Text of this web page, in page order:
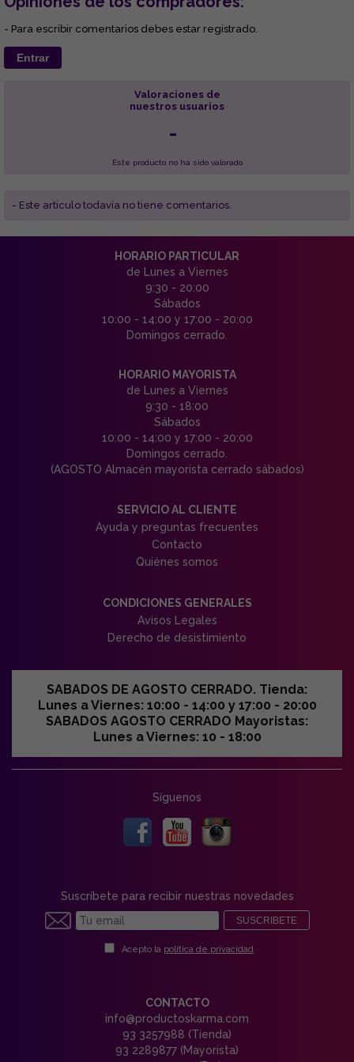
- Para escribir comentarios debes estar registrado.
Entrar
Valoraciones de
nuestros usuarios
-
Este producto no ha sido valorado
- Este articulo todavía no tiene comentarios.
HORARIO PARTICULAR
de Lunes a Viernes
9:30 - 20:00
Sábados
10:00 - 14:00 y 17:00 - 20:00
Domingos cerrado.
HORARIO MAYORISTA
de Lunes a Viernes
9:30 - 18:00
Sábados
10:00 - 14:00 y 17:00 - 20:00
Domingos cerrado.
(AGOSTO Almacén mayorista cerrado sábados)
SERVICIO AL CLIENTE
Ayuda y preguntas frecuentes
Contacto
Quiénes somos
CONDICIONES GENERALES
Avisos Legales
Derecho de desistimiento
SABADOS DE AGOSTO CERRADO. Tienda:
Lunes a Viernes: 10:00 - 14:00 y 17:00 - 20:00
SABADOS AGOSTO CERRADO Mayoristas:
Lunes a Viernes: 10 - 18:00
Síguenos
Suscríbete para recibir nuestras novedades
SUSCRIBETE
Acepto la política de privacidad
CONTACTO
info@productoskarma.com
93 3257988 (Tienda)
93 2289877 (Mayorista)